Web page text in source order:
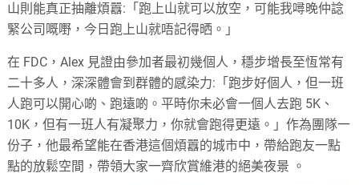
山則能真正抽離煩囂:「跑上山就可以放空，可能我噚晚仲諗
緊公司嘅嘢，今日跑上山就唔記得晒。」
在 FDC，Alex 見證由參加者最初幾個人，穩步增長至恆常有
二十多人，深深體會到群體的感染力:「跑步好個人，但一班
人跑可以開心啲、跑遠啲。平時你未必會一個人去跑 5K、
10K，但有一班人有凝聚力，你就會跑得更遠。」作為團隊一
份子，他最希望能在香港這個煩囂的城市中，帶給跑友一點
點的放鬆空間，帶領大家一齊欣賞維港的絕美夜景 。